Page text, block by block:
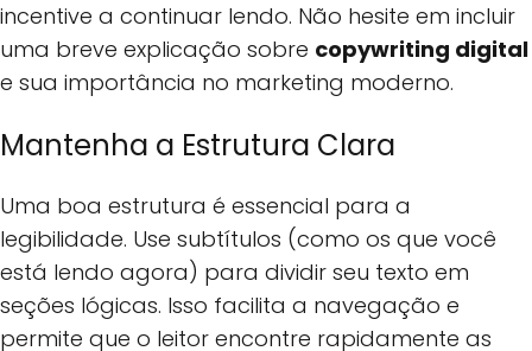
incentive a continuar lendo. Não hesite em incluir
uma breve explicação sobre copywriting digital
e sua importância no marketing moderno.
Mantenha a Estrutura Clara
Uma boa estrutura é essencial para a
legibilidade. Use subtítulos (como os que você
está lendo agora) para dividir seu texto em
seções lógicas. Isso facilita a navegação e
permite que o leitor encontre rapidamente as